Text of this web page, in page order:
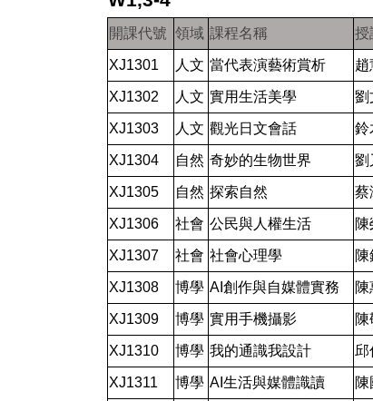
開課代號 領域 課程名稱 授
XJ1301 人文 當代表演藝術賞析 趙
XJ1302 人文 實用生活美學 劉
XJ1303 人文 觀光日文會話 鈴
XJ1304 自然 奇妙的生物世界 劉
XJ1305 自然 探索自然 蔡
XJ1306 社會 公民與人權生活 陳
XJ1307 社會 社會心理學 陳
XJ1308 博學 AI創作與自媒體實務 陳
XJ1309 博學 實用手機攝影
XJ1310 博學 我的通識我設計 邱
XJ1311 博學 AI生活與媒體識讀 陳